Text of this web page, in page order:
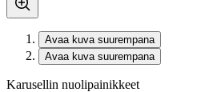
Avaa kuva suurempana
Avaa kuva suurempana
Karusellin nuolipainikkeet